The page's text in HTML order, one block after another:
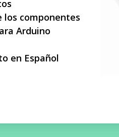
los componentes
Arduino
en Español